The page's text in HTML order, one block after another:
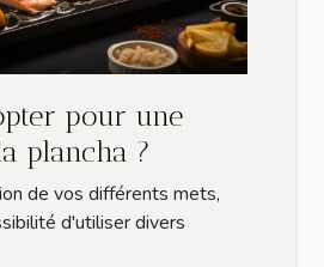
pour une
plancha ?
de vos différents mets,
d'utiliser divers